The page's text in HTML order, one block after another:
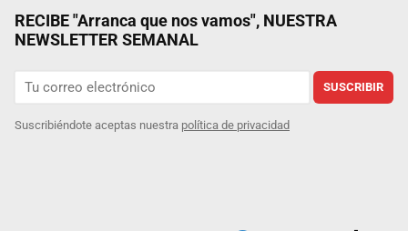
RECIBE "Arranca que nos vamos", NUESTRA
NEWSLETTER SEMANAL
SUSCRIBIR
Suscribiéndote aceptas nuestra política de privacidad